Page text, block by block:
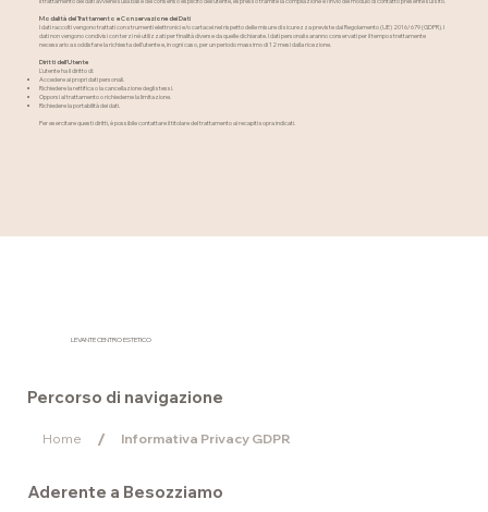
Modalità del Trattamento e Conservazione dei Dati
I dati raccolti vengono trattati con strumenti elettronici e/o cartacei nel rispetto delle misure di sicurezza previste dal Regolamento (UE) 2016/679 (GDPR). I
dati non vengono condivisi con terzi né utilizzati per finalità diverse da quelle dichiarate. I dati personali saranno conservati per il tempo strettamente
necessario a soddisfare la richiesta dell’utente e, in ogni caso, per un periodo massimo di 12 mesi dalla ricezione.
Diritti dell’Utente
L’utente ha il diritto di:
Accedere ai propri dati personali.
Richiedere la rettifica o la cancellazione degli stessi.
Opporsi al trattamento o richiederne la limitazione.
Richiedere la portabilità dei dati.
Per esercitare questi diritti, è possibile contattare il titolare del trattamento ai recapiti sopra indicati.
LEVANTE CENTRO ESTETICO
Percorso di navigazione
Home / Informativa Privacy GDPR
Aderente a Besozziamo